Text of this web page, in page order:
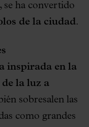
se ha convertido
de la ciudad.
inspirada en la
la luz a
sobresalen las
como grandes